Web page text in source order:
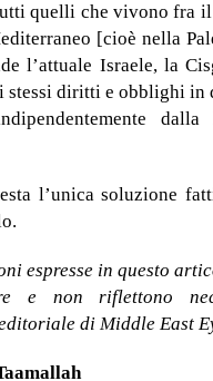
quelli che vivono fra il
[cioè nella
l’attuale Israele, la
stessi diritti e obblighi in
l’unica soluzione
espresse in questo
e non riflettono
di Middle East